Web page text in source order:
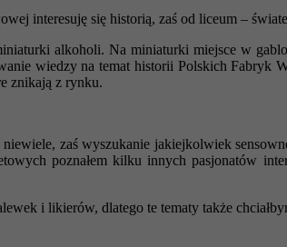
interesuję się historią, zaś od liceum –
alkoholi. Na miniaturki miejsce w
wiedzy na temat historii Polskich
znikają z rynku.
zaś wyszukanie jakiejkolwiek
poznałem kilku innych pasjonatów
i likierów, dlatego te tematy także